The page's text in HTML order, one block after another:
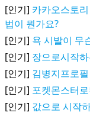
[인기] 카카오스토
법이 뭔가요?
[인기] 욕 시발이 무
[인기] 장으로시작
[인기] 김병지프로필
[인기] 포켓몬스터
[인기] 값으로 시작